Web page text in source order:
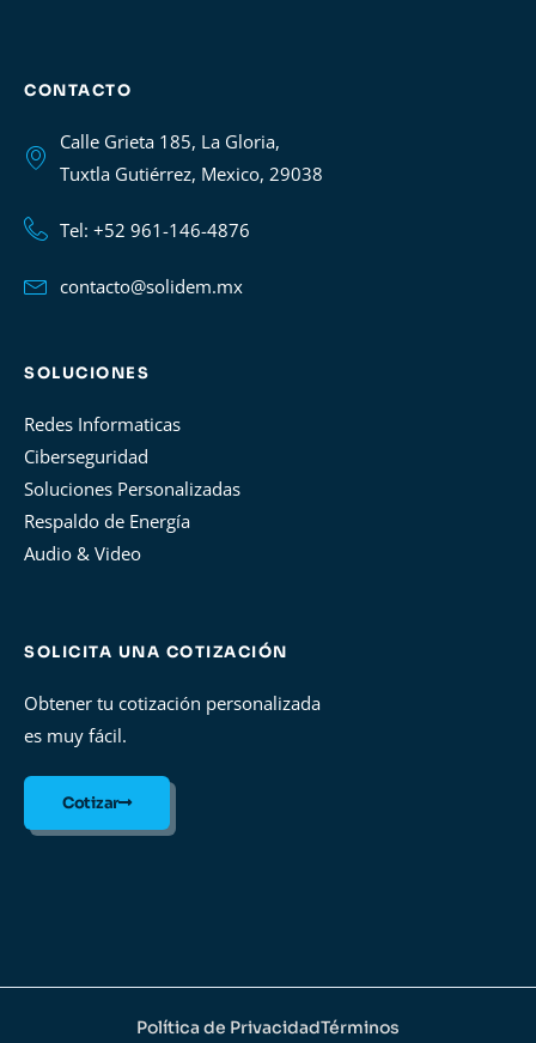
CONTACTO
Calle Grieta 185, La Gloria,
Tuxtla Gutiérrez, Mexico, 29038
Tel: +52 961-146-4876
contacto@solidem.mx
SOLUCIONES
Redes Informaticas
Ciberseguridad
Soluciones Personalizadas
Respaldo de Energía
Audio & Video
SOLICITA UNA COTIZACIÓN
Obtener tu cotización personalizada
es muy fácil.
Cotizar
Política de PrivacidadTérminos